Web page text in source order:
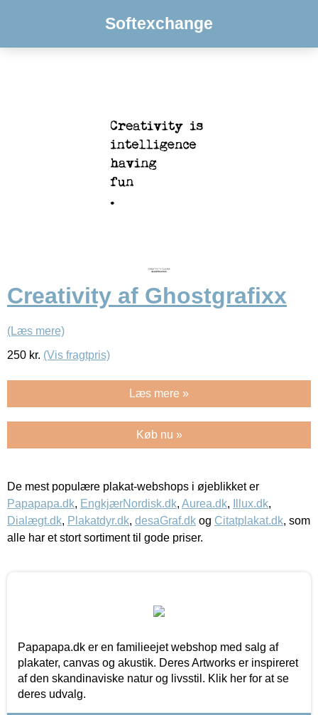
Softexchange
Creativity af Ghostgrafixx
(Læs mere)
250 kr. (Vis fragtpris)
Læs mere »
Køb nu »
De mest populære plakat-webshops i øjeblikket er
Papapapa.dk, EngkjærNordisk.dk, Aurea.dk, Illux.dk,
Dialægt.dk, Plakatdyr.dk, desaGraf.dk og Citatplakat.dk, som
alle har et stort sortiment til gode priser.
Papapapa.dk er en familieejet webshop med salg af
plakater, canvas og akustik. Deres Artworks er inspireret
af den skandinaviske natur og livsstil. Klik her for at se
deres udvalg.